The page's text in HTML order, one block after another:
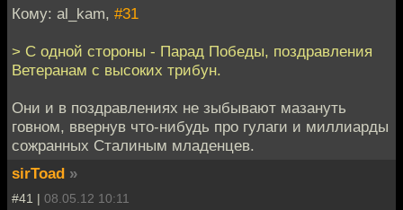
Кому: al_kam, #31
> С одной стороны - Парад Победы, поздравления
Ветеранам с высоких трибун.
Они и в поздравлениях не зыбывают мазануть
говном, ввернув что-нибудь про гулаги и миллиарды
сожранных Сталиным младенцев.
sirToad »
#41 | 08.05.12 10:11